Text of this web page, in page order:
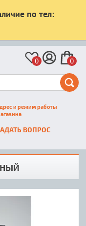
по тел:
0 0
и режим работы
ВОПРОС